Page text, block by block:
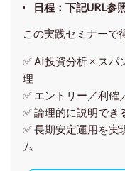
日程：下記URL参
この実践セミナーで
✅ AI投資分析 × ス
理
✅ エントリー／利確
✅ 論理的に説明でき
✅ 長期安定運用を実
ム